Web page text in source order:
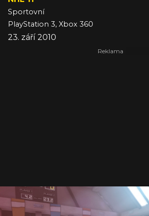
Sportovní
PlayStation 3, Xbox 360
23. září 2010